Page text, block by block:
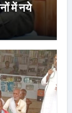
में नये